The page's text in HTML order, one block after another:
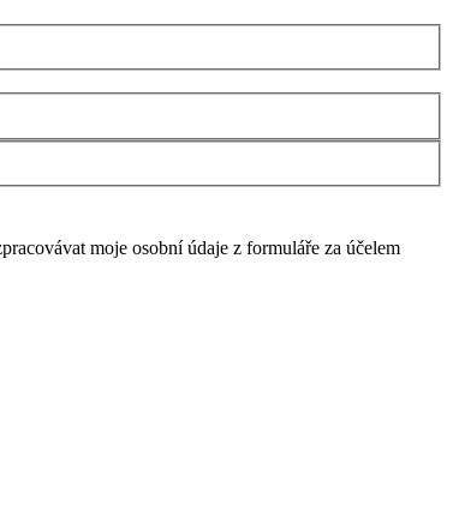
moje osobní údaje z formuláře za účelem